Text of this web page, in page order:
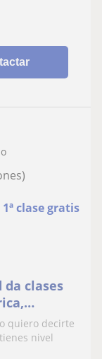
1ª clase gratis
clases
quiero decirte
nivel